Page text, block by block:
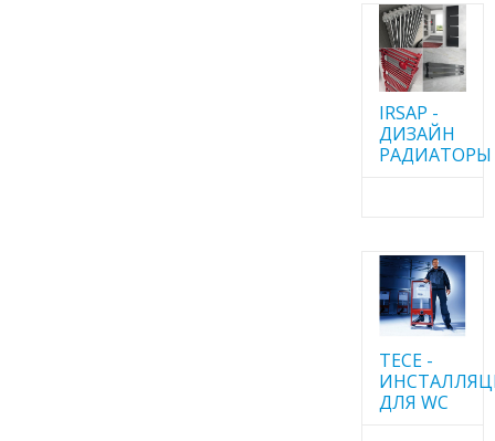
IRSAP -
ДИЗАЙН
РАДИАТОРЫ
TECE -
ДЛЯ WC